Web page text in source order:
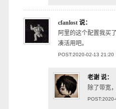
cfanlost 说：
阿里的这个配置我买
凑活用吧。
POST:2020-02-13 21:20
老谢 说：
除了带宽